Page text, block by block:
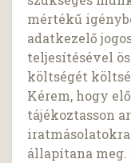
mértékű
adatkezelő
teljesítésével
költségét
Kérem, hogy
tájékoztasson
állapítana meg.